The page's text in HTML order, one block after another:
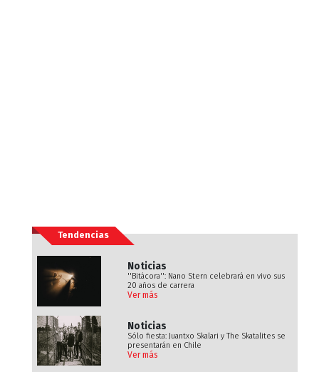
Tendencias
Noticias
''Bitácora'': Nano Stern celebrará en vivo sus
20 años de carrera
Ver más
Noticias
Sólo fiesta: Juantxo Skalari y The Skatalites se
presentarán en Chile
Ver más